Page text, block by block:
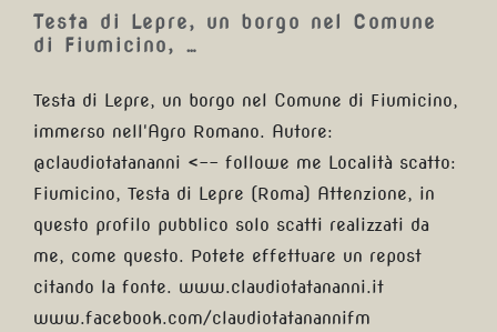
Testa di Lepre, un borgo nel Comune
di Fiumicino, …
Testa di Lepre, un borgo nel Comune di Fiumicino,
immerso nell'Agro Romano. Autore:
@claudiotatananni <-- followe me Località scatto:
Fiumicino, Testa di Lepre (Roma) Attenzione, in
questo profilo pubblico solo scatti realizzati da
me, come questo. Potete effettuare un repost
citando la fonte. www.claudiotatananni.it
www.facebook.com/claudiotatanannifm